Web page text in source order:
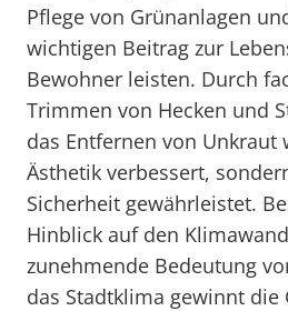
Pflege von Grünanlagen
wichtigen Beitrag zur
Bewohner leisten. Durch
Trimmen von Hecken und
das Entfernen von
Ästhetik verbessert,
Sicherheit gewährleistet.
Hinblick auf den
zunehmende Bedeutung
das Stadtklima gewinnt die